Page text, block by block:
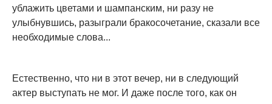
ублажить цветами и шампанским, ни разу не
улыбнувшись, разыграли бракосочетание, сказали все
необходимые слова...
Естественно, что ни в этот вечер, ни в следующий
актер выступать не мог. И даже после того, как он